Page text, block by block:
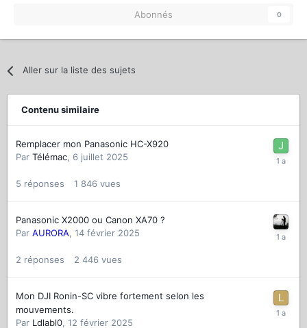
Abonnés 0
Aller sur la liste des sujets
Contenu similaire
Remplacer mon Panasonic HC-X920
Par Télémac, 6 juillet 2025
5 réponses 1 846 vues
Panasonic X2000 ou Canon XA70 ?
Par AURORA, 14 février 2025
2 réponses 2 446 vues
Mon DJI Ronin-SC vibre fortement selon les
mouvements.
Par Ldlabl0, 12 février 2025